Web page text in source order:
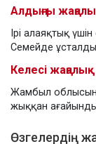
Алдыңғы
Ірі алаяқтық
Семейде ұсталды
Келесі жаңалық
Жамбыл
жыққан